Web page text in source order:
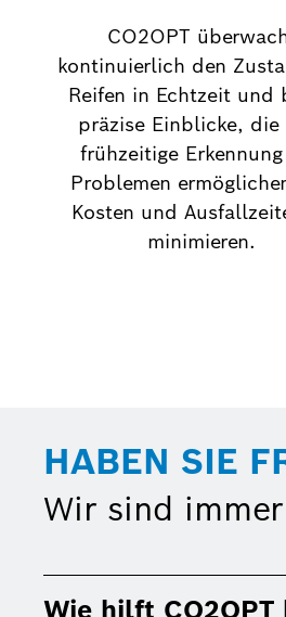
CO2OPT
kontinuierlich den
Reifen in Echtzeit und
präzise Einblicke, die
frühzeitige
Problemen
Kosten und
minimieren.
HABEN SIE
Wir sind
Wie hilft CO2OPT